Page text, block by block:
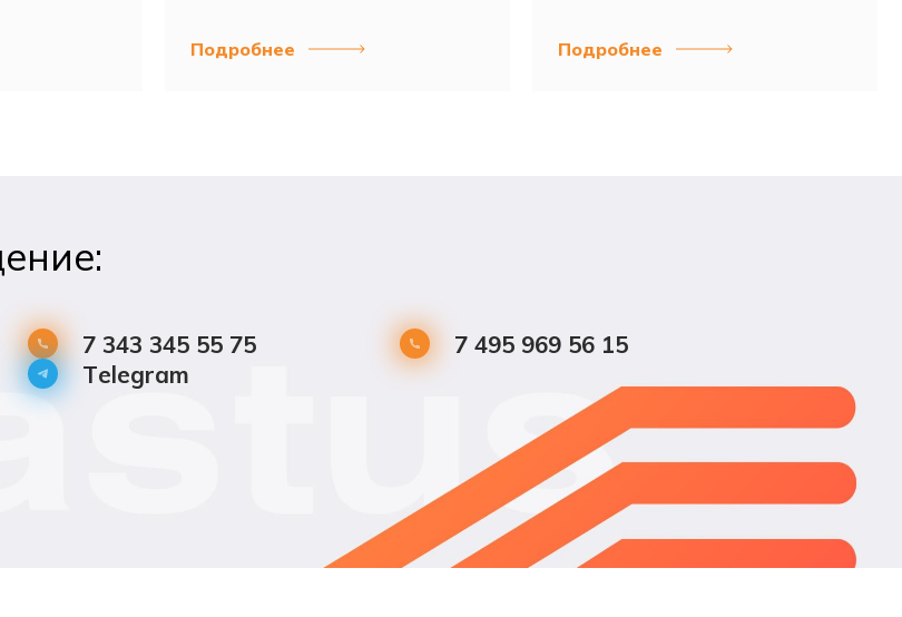
Подробнее Подробнее
7 343 345 55 75 7 495 969 56 15
Telegram